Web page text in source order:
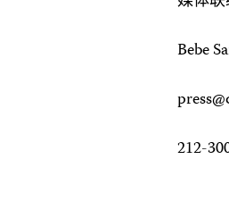
Bebe
212-